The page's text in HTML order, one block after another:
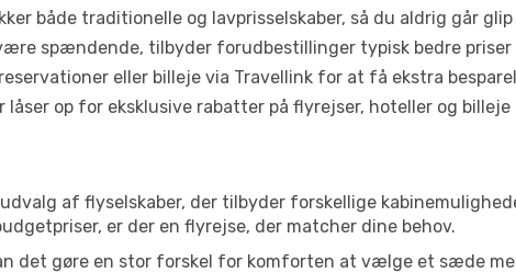
både traditionelle og lavprisselskaber, så du aldrig går
spændende, tilbyder forudbestillinger typisk bedre priser
eller billeje via Travellink for at få ekstra
låser op for eksklusive rabatter på flyrejser, hoteller og
af flyselskaber, der tilbyder forskellige
er der en flyrejse, der matcher dine behov.
det gøre en stor forskel for komforten at vælge et sæde